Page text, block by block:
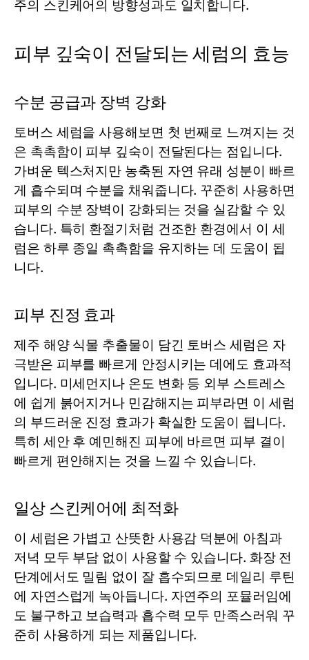
주의 스킨케어의 방향성과도 일치합니다.
피부 깊숙이 전달되는 세럼의 효능
수분 공급과 장벽 강화
토버스 세럼을 사용해보면 첫 번째로 느껴지는 것
은 촉촉함이 피부 깊숙이 전달된다는 점입니다.
가벼운 텍스처지만 농축된 자연 유래 성분이 빠르
게 흡수되며 수분을 채워줍니다. 꾸준히 사용하면
피부의 수분 장벽이 강화되는 것을 실감할 수 있
습니다. 특히 환절기처럼 건조한 환경에서 이 세
럼은 하루 종일 촉촉함을 유지하는 데 도움이 됩
니다.
피부 진정 효과
제주 해양 식물 추출물이 담긴 토버스세럼은 자
극받은 피부를 빠르게 안정시키는 데에도 효과적
입니다. 미세먼지나 온도 변화 등 외부 스트레스
에 쉽게 붉어지거나 민감해지는 피부라면 이 세럼
의 부드러운 진정 효과가 확실한 도움이 됩니다.
특히 세안 후 예민해진 피부에 바르면 피부 결이
빠르게 편안해지는 것을 느낄 수 있습니다.
일상 스킨케어에 최적화
이 세럼은 가볍고 산뜻한 사용감 덕분에 아침과
저녁 모두 부담 없이 사용할 수 있습니다. 화장 전
단계에서도 밀림 없이 잘 흡수되므로 데일리 루틴
에 자연스럽게 녹아듭니다. 자연주의 포뮬러임에
도 불구하고 보습력과 흡수력 모두 만족스러워 꾸
준히 사용하게 되는 제품입니다.